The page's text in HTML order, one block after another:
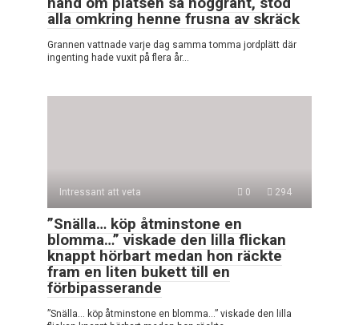
alla omkring henne frusna av skräck
Grannen vattnade varje dag samma tomma jordplätt där
ingenting hade vuxit på flera år…
Intressant att veta 0 294
”Snälla… köp åtminstone en
blomma…” viskade den lilla flickan
knappt hörbart medan hon räckte
fram en liten bukett till en
förbipasserande
”Snälla… köp åtminstone en blomma…” viskade den lilla